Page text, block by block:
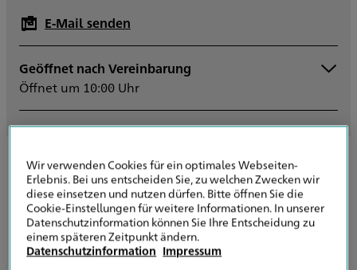
E-Mail senden
Geöffnet nach Vereinbarung
Öffnet um 10:00 Uhr
Montag
Dienstag
Mittwoch
10:00 - 16:00
Donnerstag
10:00 - 16:00
Samstag
Sonntag
Sowie nach Vereinbarung
Kontaktanfrage senden
Wir verwenden Cookies für ein optimales Webseiten-
Erlebnis. Bei uns entscheiden Sie, zu welchen Zwecken wir
diese einsetzen und nutzen dürfen. Bitte öffnen Sie die
Cookie-Einstellungen für weitere Informationen. In unserer
Datenschutzinformation können Sie Ihre Entscheidung zu
einem späteren Zeitpunkt ändern.
Datenschutzinformation Impressum